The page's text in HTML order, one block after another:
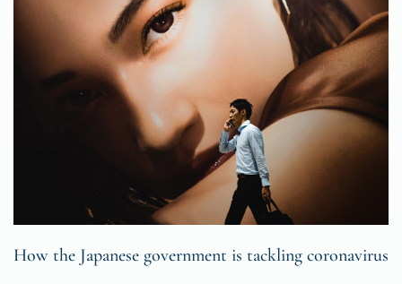
How the Japanese government is tackling coronavirus